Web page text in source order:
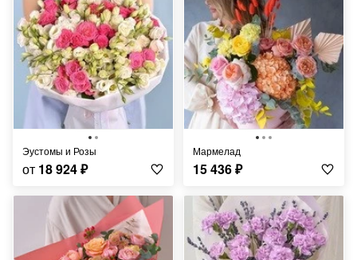
Эустомы и Розы
от 18 924₽
Мармелад
15 436₽